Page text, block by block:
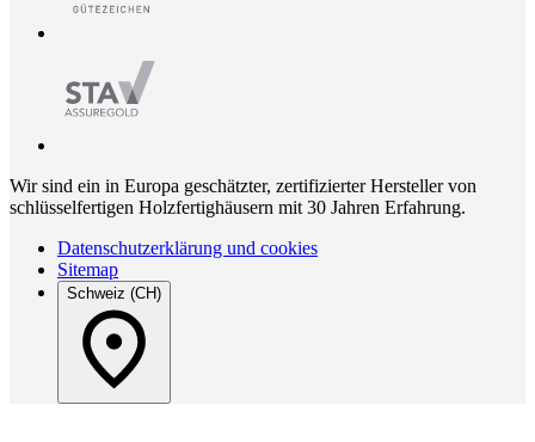
Wir sind ein in Europa geschätzter, zertifizierter Hersteller von
schlüsselfertigen Holzfertighäusern mit 30 Jahren Erfahrung.
Datenschutzerklärung und cookies
Sitemap
Schweiz (CH)